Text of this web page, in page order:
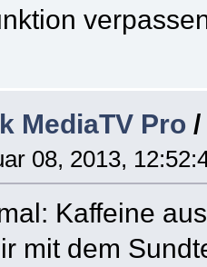
MediaTV Pro
08, 2013,
Kaffeine
mit dem